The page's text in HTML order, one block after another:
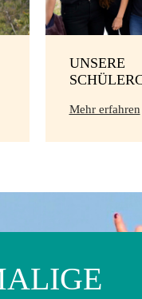
UNSERE
Mehr erfahren